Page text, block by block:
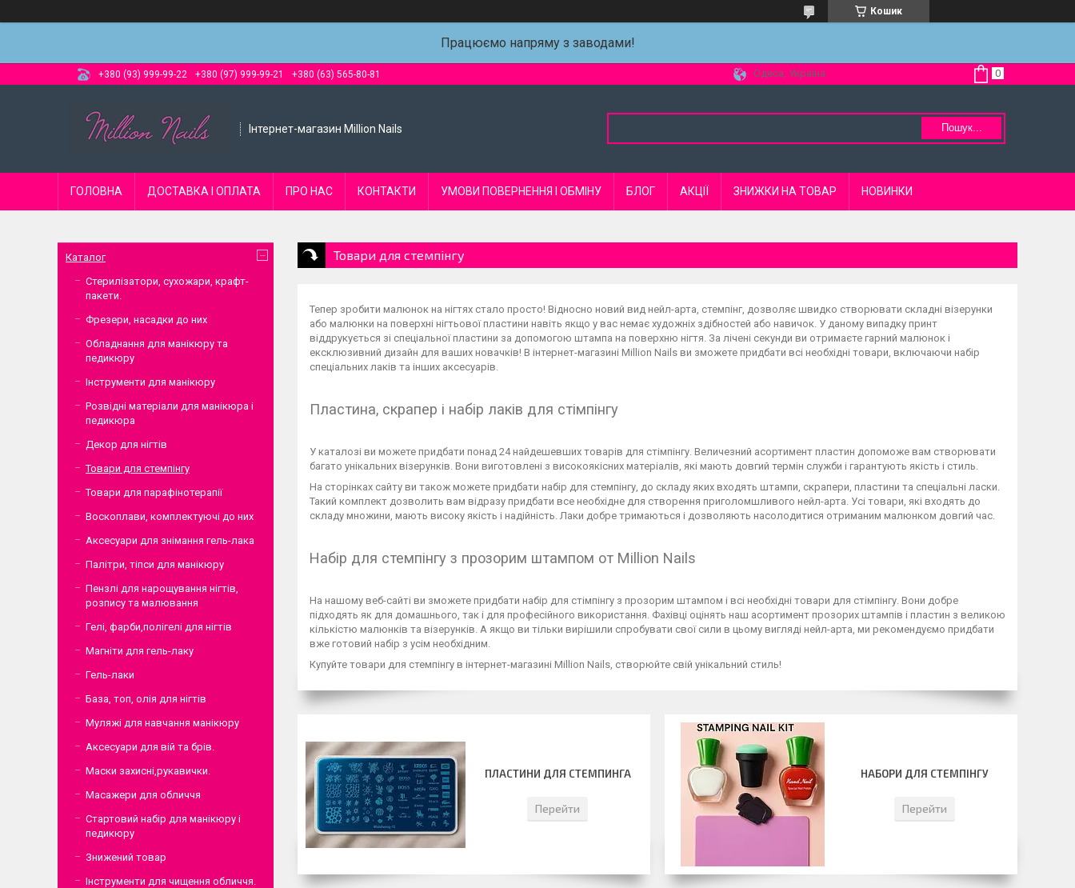
Кошик
Працюємо напряму з заводами!
+380 (93) 999-99-22 +380 (97) 999-99-21 +380 (63) 565-80-81 Одеса, Україна
Інтернет-магазин Million Nails Пошук...
ГОЛОВНА ДОСТАВКА І ОПЛАТА ПРО НАС КОНТАКТИ УМОВИ ПОВЕРНЕННЯ І ОБМІНУ БЛОГ АКЦІЇ ЗНИЖКИ НА ТОВАР НОВИНКИ
Товари для стемпінгу
Тепер зробити малюнок на нігтях стало просто! Відносно новий вид нейл-арта, стемпінг, дозволяє швидко створювати складні візерунки
або малюнки на поверхні нігтьової пластини навіть якщо у вас немає художніх здібностей або навичок. У даному випадку принт
віддрукується зі спеціальної пластини за допомогою штампа на поверхню нігтя. За лічені секунди ви отримаєте гарний малюнок і
ексклюзивний дизайн для ваших новачків! В інтернет-магазині Million Nails ви зможете придбати всі необхідні товари, включаючи набір
спеціальних лаків та інших аксесуарів.
Пластина, скрапер і набір лаків для стімпінгу
У каталозі ви можете придбати понад 24 найдешевших товарів для стімпінгу. Величезний асортимент пластин допоможе вам створювати
багато унікальних візерунків. Вони виготовлені з високоякісних матеріалів, які мають довгий термін служби і гарантують якість і стиль.
На сторінках сайту ви також можете придбати набір для стемпінгу, до складу яких входять штампи, скрапери, пластини та спеціальні ласки.
Такий комплект дозволить вам відразу придбати все необхідне для створення приголомшливого нейл-арта. Усі товари, які входять до
складу множини, мають високу якість і надійність. Лаки добре тримаються і дозволяють насолодитися отриманим малюнком довгий час.
Набір для стемпінгу з прозорим штампом от Million Nails
На нашому веб-сайті ви зможете придбати набір для стімпінгу з прозорим штампом і всі необхідні товари для стімпінгу. Вони добре
підходять як для домашнього, так і для професійного використання. Фахівці оцінять наш асортимент прозорих штампів і пластин з великою
кількістю малюнків та візерунків. А якщо ви тільки вирішили спробувати свої сили в цьому вигляді нейл-арта, ми рекомендуємо придбати
вже готовий набір з усім необхідним.
Купуйте товари для стемпінгу в інтернет-магазині Million Nails, створюйте свій унікальний стиль!
ПЛАСТИНИ ДЛЯ СТЕМПИНГА
Перейти
НАБОРИ ДЛЯ СТЕМПІНГУ
Перейти
Каталог
Стерилізатори, сухожари, крафт-
пакети.
Фрезери, насадки до них
Обладнання для манікюру та
педикюру
Інструменти для манікюру
Розвідні матеріали для манікюра і
педикюра
Декор для нігтів
Товари для стемпінгу
Товари для парафінотерапії
Воскоплави, комплектуючі до них
Аксесуари для знімання гель-лака
Палітри, тіпси для манікюру
Пензлі для нарощування нігтів,
розпису та малювання
Гелі, фарби,полігелі для нігтів
Магніти для гель-лаку
Гель-лаки
База, топ, олія для нігтів
Муляжі для навчання манікюру
Аксесуари для вій та брів.
Маски захисні,рукавички.
Масажери для обличчя
Стартовий набір для манікюру і
педикюру
Знижений товар
Інструменти для чищення обличчя.